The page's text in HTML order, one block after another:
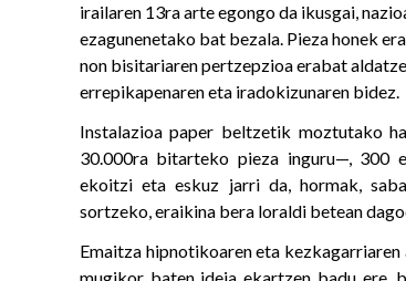
irailaren 13ra arte egongo da ikusgai,
ezagunenetako bat bezala. Pieza honek
non bisitariaren pertzepzioa erabat
errepikapenaren eta iradokizunaren bidez.
Instalazioa paper beltzetik moztutako
30.000ra bitarteko pieza inguru—, 300
ekoitzi eta eskuz jarri da, hormak,
sortzeko, eraikina bera loraldi betean
Emaitza hipnotikoaren eta